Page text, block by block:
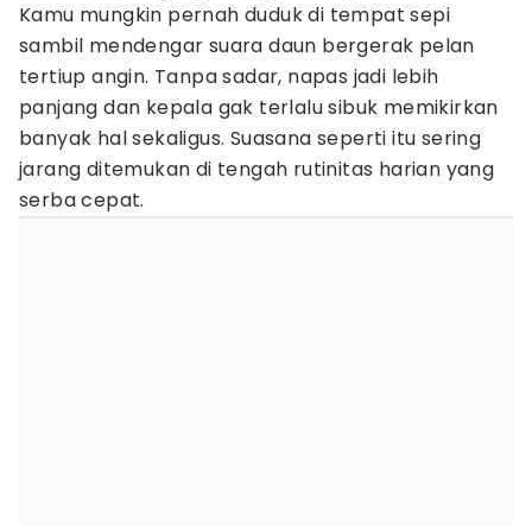
Kamu mungkin pernah duduk di tempat sepi
sambil mendengar suara daun bergerak pelan
tertiup angin. Tanpa sadar, napas jadi lebih
panjang dan kepala gak terlalu sibuk memikirkan
banyak hal sekaligus. Suasana seperti itu sering
jarang ditemukan di tengah rutinitas harian yang
serba cepat.